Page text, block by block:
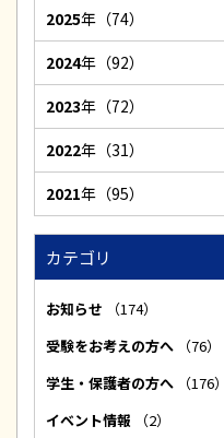
2025年（74）
2024年（92）
2023年（72）
2022年（31）
2021年（95）
カテゴリ
お知らせ
（174）
受験をお考えの方へ
（76）
学生・保護者の方へ
（176）
イベント情報
（2）